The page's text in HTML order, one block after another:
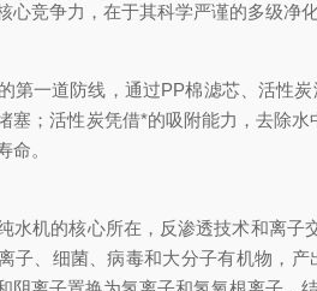
心竞争力，在于其科学严谨的多级净
一道防线，通过PP棉滤芯、活性炭
塞；活性炭凭借*的吸附能力，去除
命。
机的核心所在，反渗透技术和离子
子、细菌、病毒和大分子有机物，